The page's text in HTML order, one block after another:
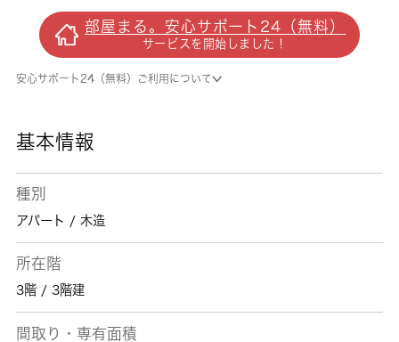
在空家の物件です。入居時からインターネット
環境が整っており、オンライン授業やオンライ
ン面接を行うためにすぐにインターネットを使
いたいという学生の方にもおすすめです。新築
部屋まる。安心サポート24（無料）
サービスを開始しました！
安心サポート24（無料）ご利用について
基本情報
種別
アパート / 木造
所在階
3階 / 3階建
間取り・専有面積